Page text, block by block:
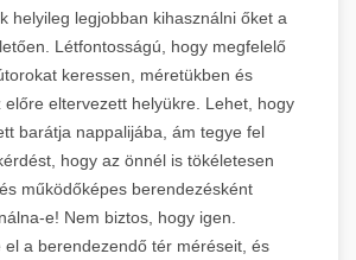
helyileg legjobban kihasználni őket a
Létfontosságú, hogy megfelelő
keressen, méretükben és
előre eltervezett helyükre. Lehet, hogy
barátja nappalijába, ám tegye fel
hogy az önnél is tökéletesen
működőképes berendezésként
e! Nem biztos, hogy igen.
el a berendezendő tér méréseit, és